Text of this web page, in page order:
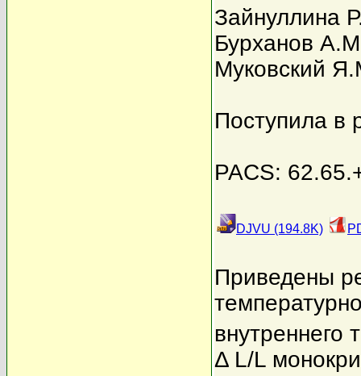
Зайнуллина
Бурханов
Муковский
Поступила в
PACS:
DJVU (194.8K)
Приведены
внутреннего
Δ L/L